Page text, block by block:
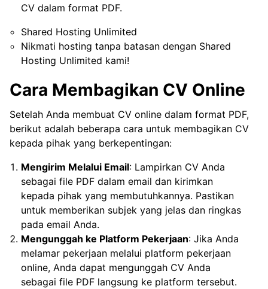
CV dalam format PDF.
Shared Hosting Unlimited
Nikmati hosting tanpa batasan dengan Shared
Hosting Unlimited kami!
Cara Membagikan CV Online
Setelah Anda membuat CV online dalam format PDF,
berikut adalah beberapa cara untuk membagikan CV
kepada pihak yang berkepentingan:
Mengirim Melalui Email: Lampirkan CV Anda
sebagai file PDF dalam email dan kirimkan
kepada pihak yang membutuhkannya. Pastikan
untuk memberikan subjek yang jelas dan ringkas
pada email Anda.
Mengunggah ke Platform Pekerjaan: Jika Anda
melamar pekerjaan melalui platform pekerjaan
online, Anda dapat mengunggah CV Anda
sebagai file PDF langsung ke platform tersebut.